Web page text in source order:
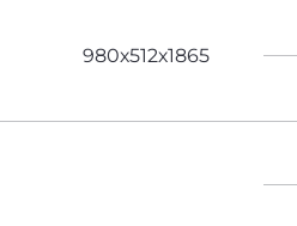
980х512х1865